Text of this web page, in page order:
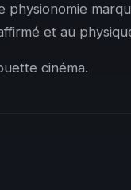
physionomie
et au
cinéma.